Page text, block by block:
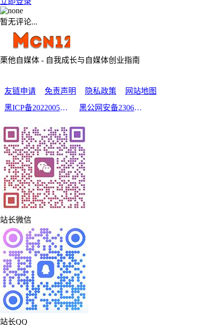
暂无评论...
栗他自媒体 - 自我成长与自媒体创业指南
友链申请 免责声明 隐私政策
网站地图
黑ICP备2022005210号-2
黑公网安备23060302000213号
站长微信
站长QQ